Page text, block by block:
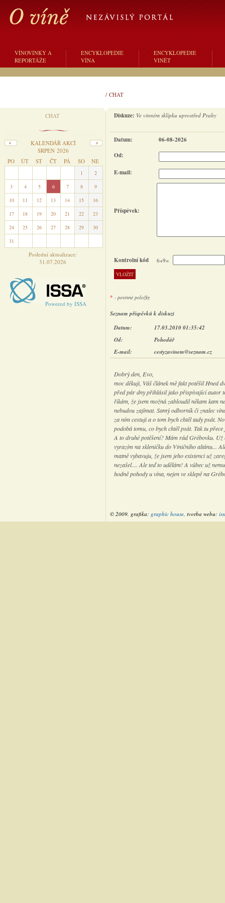
VÍNOVINKY A
REPORTÁŽE
ENCYKLOPEDIE
VÍNA
ENCYKLOPEDIE
VINĚT
/ CHAT
CHAT
KALENDÁŘ AKCÍ
SRPEN 2026
PO
ÚT ST ČT PÁ SO NE
1
2
3
4 5 6 7 8
9
10
11 12 13 14 15
16
17
18 19 20 21 22
23
24
25 26 27 28 29
30
31
Poslední aktualizace:
31.07.2026
Powered by ISSA
Diskuze: Ve vinném sklípku uprostřed Prahy
Datum:
06-08-2026
Od:
E-mail:
Příspěvek:
Kontrolní kód 6+9=
* - povinné položky
Seznam příspěvků k diskuzi
Datum:
17.03.2010 01:35:42
Od:
Pohodář
E-mail:
cestyzavinem@seznam.cz
Dobrý den, Evo,
moc děkuji, Váš článek mě fakt potěšil Hned
před pár dny přihlásil jako přispívající autor
říkám, že jsem možná zabloudil někam kam
nebudou zajímat. Samý odborník či znalec
za ním cestuji a o tom bych chtěl tady psát.
podobá tomu, co bych chtěl psát. Tak tu
A to druhé potěšení? Mám rád Grébovku. Už
vyrazím na skleničku do Viničního altánu...
matně vybavuju, že jsem jeho existenci už
nezašel.... Ale teď to udělám! A vůbec už
hodně pohody u vína, nejen ve sklepě na
© 2009, grafika: graphic house, tvorba webu: